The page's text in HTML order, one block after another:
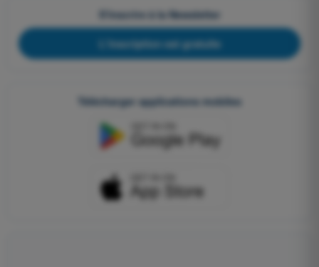
S'inscrire à la Newsletter
L'inscription est gratuite
Télécharger applications mobiles